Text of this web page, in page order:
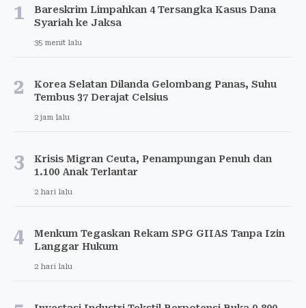
1
Bareskrim Limpahkan 4 Tersangka Kasus Dana
Syariah ke Jaksa
35 menit lalu
2
Korea Selatan Dilanda Gelombang Panas, Suhu
Tembus 37 Derajat Celsius
2 jam lalu
3
Krisis Migran Ceuta, Penampungan Penuh dan
1.100 Anak Terlantar
2 hari lalu
4
Menkum Tegaskan Rekam SPG GIIAS Tanpa Izin
Langgar Hukum
2 hari lalu